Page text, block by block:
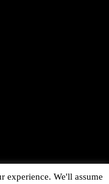
. All Rights
experience. We'll assume